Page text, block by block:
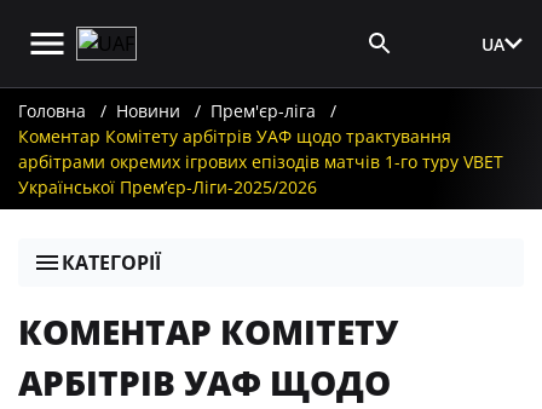
UA
Головна Новини
Прем'єр-ліга
Коментар Комітету арбітрів УАФ щодо трактування
арбітрами окремих ігрових епізодів матчів 1-го туру VBET
Української Премʼєр-Ліги-2025/2026
КАТЕГОРІЇ
КОМЕНТАР КОМІТЕТУ
АРБІТРІВ УАФ ЩОДО